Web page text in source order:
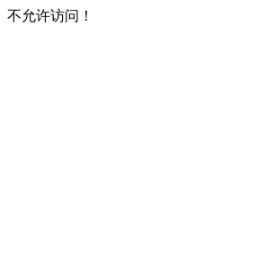
不允许访问！